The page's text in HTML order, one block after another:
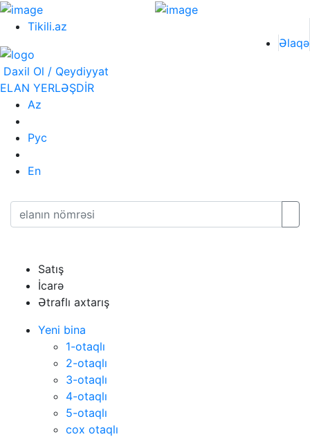
Tikili.az
Əlaqə
Daxil Ol / Qeydiyyat
ELAN YERLƏŞDİR
Az
Рус
En
Satış
İcarə
Ətraflı axtarış
Yeni bina
1-otaqlı
2-otaqlı
3-otaqlı
4-otaqlı
5-otaqlı
cox otaqlı